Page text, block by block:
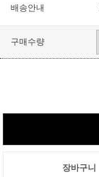
배송안내
구매수량
장바구니